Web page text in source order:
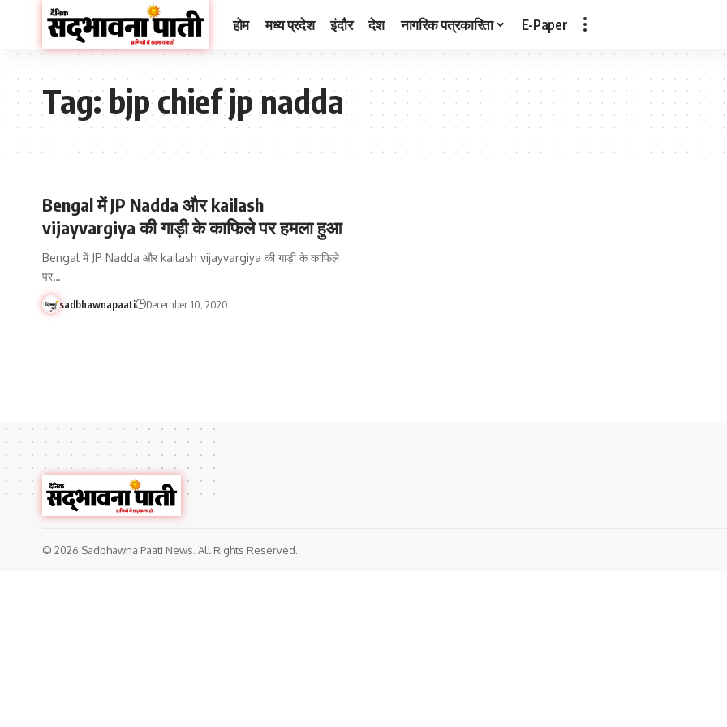
होम मध्य प्रदेश इंदौर देश नागरिक पत्रकारिता E-Paper
Tag:bjp chief jp nadda
Bengal में JP Nadda और kailash
vijayvargiya की गाड़ी के काफिले पर हमला हुआ
Bengal में JP Nadda और kailash vijayvargiya की गाड़ी के काफिले
पर…
sadbhawnapaati December 10, 2020
© 2026 Sadbhawna Paati News. All Rights Reserved.